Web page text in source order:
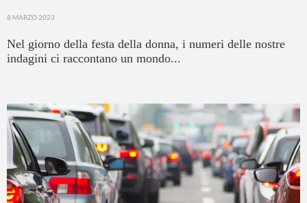
8 MARZO 2023
Nel giorno della festa della donna, i numeri delle nostre
indagini ci raccontano un mondo...